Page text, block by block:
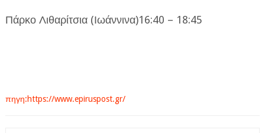
Πάρκο Λιθαρίτσια (Ιωάννινα)16:40 – 18:45
πηγη:https://www.epiruspost.gr/